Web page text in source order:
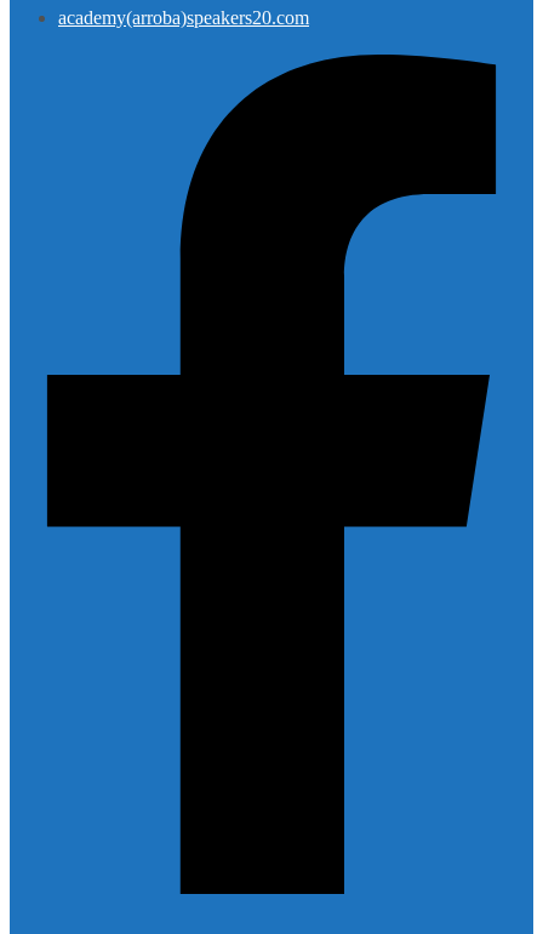
academy(arroba)speakers20.com